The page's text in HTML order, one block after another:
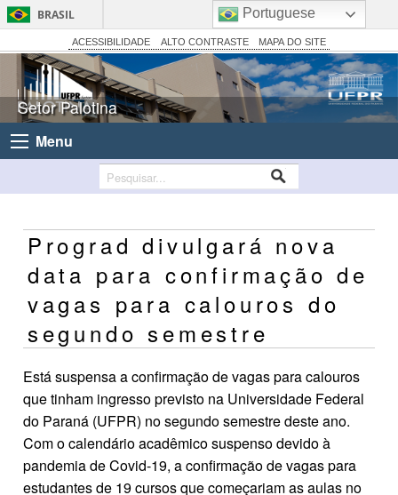
BRASIL
Simplifique!
Comunica BR
Participe
Acesso à informação
Canais
ACESSIBILIDADE ALTO CONTRASTE MAPA DO SITE
Setor Palotina
Menu
Prograd divulgará nova
data para confirmação de
vagas para calouros do
segundo semestre
Está suspensa a confirmação de vagas para calouros
que tinham ingresso previsto na Universidade Federal
do Paraná (UFPR) no segundo semestre deste ano.
Com o calendário acadêmico suspenso devido à
pandemia de Covid-19, a confirmação de vagas para
estudantes de 19 cursos que começariam as aulas no
Portuguese